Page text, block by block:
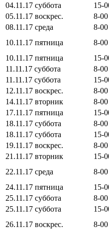
04.11.17 суббота
15-
05.11.17 воскрес.
8-00
08.11.17 среда
8-00
10.11.17 пятница
8-00
10.11.17 пятница
15-
11.11.17 суббота
8-00
11.11.17 суббота
15-
12.11.17 воскрес.
8-00
14.11.17 вторник
8-00
17.11.17 пятница
15-
18.11.17 суббота
8-00
18.11.17 суббота
15-
19.11.17 воскрес.
8-00
21.11.17 вторник
15-
22.11.17 среда
8-00
24.11.17 пятница
15-
25.11.17 суббота
8-00
25.11.17 суббота
15-
26.11.17 воскрес.
8-00